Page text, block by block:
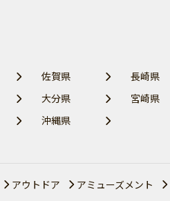
佐賀県
長崎県
大分県
宮崎県
沖縄県
アウトドア アミューズメント